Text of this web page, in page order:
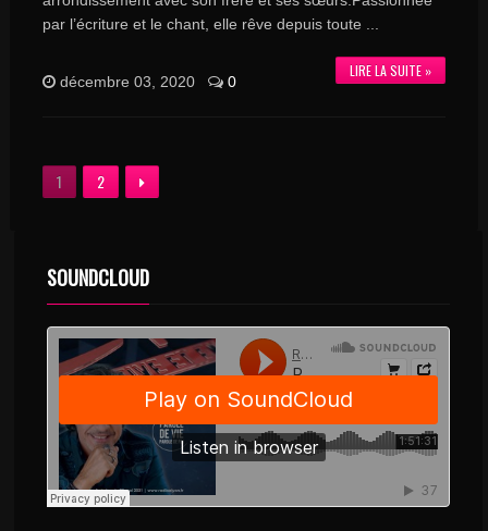
par l’écriture et le chant, elle rêve depuis toute ...
LIRE LA SUITE »
décembre 03, 2020 0
1 2
SOUNDCLOUD